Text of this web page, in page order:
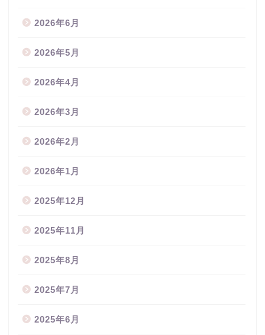
2026年6月
2026年5月
2026年4月
2026年3月
2026年2月
2026年1月
2025年12月
2025年11月
2025年8月
2025年7月
2025年6月